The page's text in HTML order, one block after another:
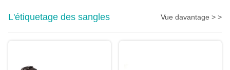
L'étiquetage des sangles Vue davantage > >